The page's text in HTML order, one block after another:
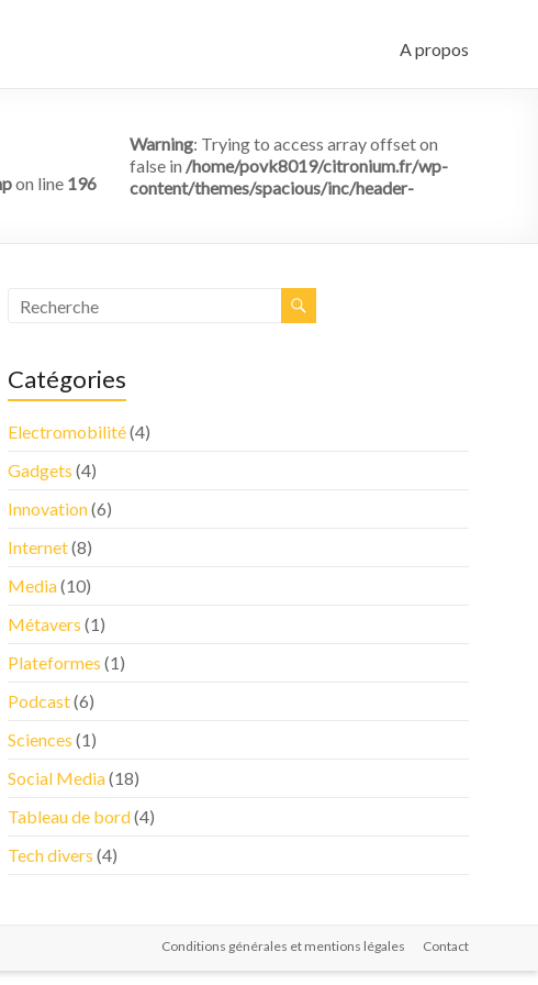
A propos
on line 196
Warning: Trying to access array offset on
false in /home/povk8019/citronium.fr/wp-
content/themes/spacious/inc/header-
Catégories
Electromobilité(4)
Gadgets (4)
Innovation(6)
Internet(8)
Media(10)
Métavers (1)
Plateformes (1)
Podcast(6)
Sciences (1)
Social Media(18)
Tableau de bord(4)
Tech divers (4)
Conditions générales et mentions légales Contact